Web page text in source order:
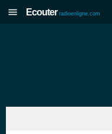
Ecouter radioenligne.com